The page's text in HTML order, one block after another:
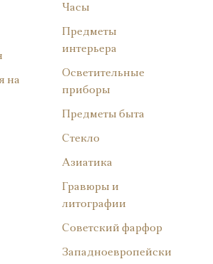
на
Часы
Предметы
интерьера
Осветительные
приборы
Предметы быта
Стекло
Азиатика
Гравюры и
литографии
Советский фарфор
Западноевропейски